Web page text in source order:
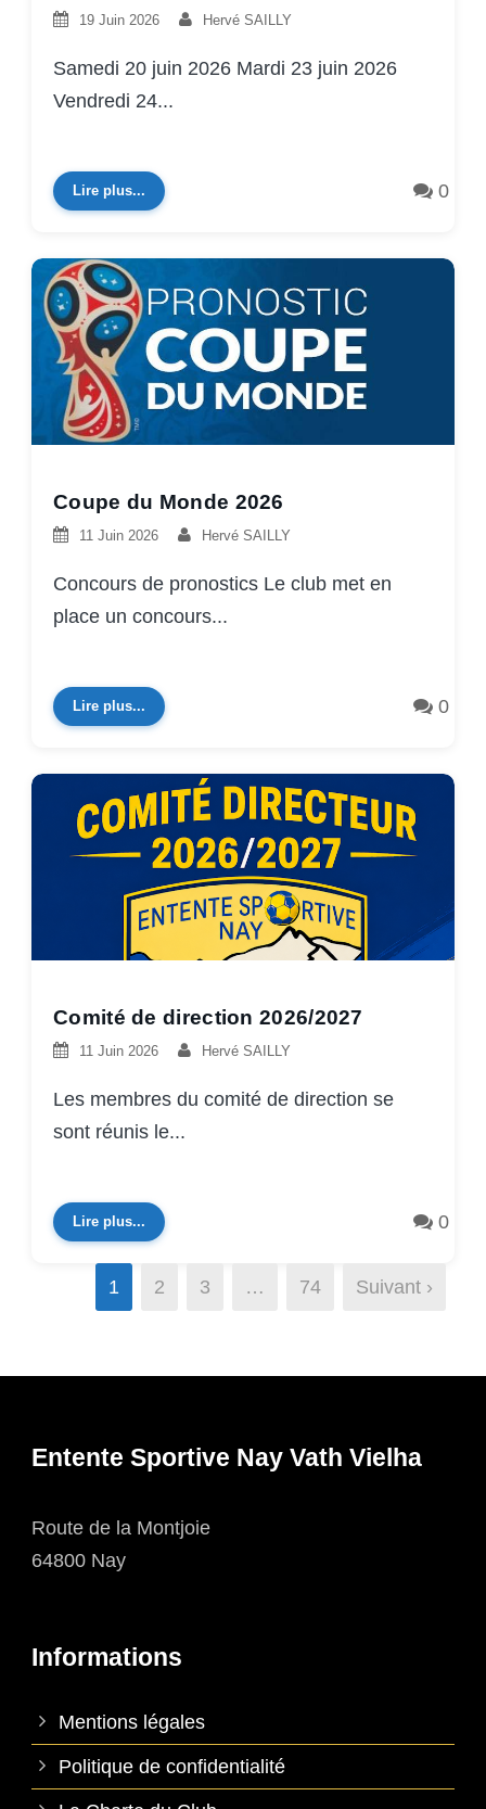
19 Juin 2026 Hervé SAILLY
Samedi 20 juin 2026 Mardi 23 juin 2026
Vendredi 24...
Lire plus... 0
Coupe du Monde 2026
11 Juin 2026 Hervé SAILLY
Concours de pronostics Le club met en
place un concours...
Lire plus... 0
Comité de direction 2026/2027
11 Juin 2026 Hervé SAILLY
Les membres du comité de direction se
sont réunis le...
Lire plus... 0
1 2 3 … 74 Suivant ›
Entente Sportive Nay Vath Vielha
Route de la Montjoie
64800 Nay
Informations
Mentions légales
Politique de confidentialité